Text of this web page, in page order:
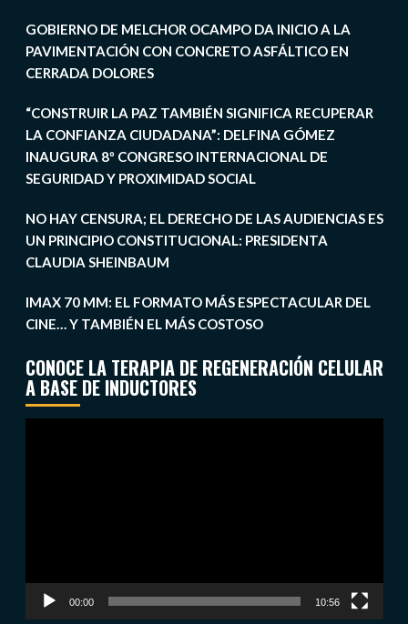
GOBIERNO DE MELCHOR OCAMPO DA INICIO A LA
PAVIMENTACIÓN CON CONCRETO ASFÁLTICO EN
CERRADA DOLORES
“CONSTRUIR LA PAZ TAMBIÉN SIGNIFICA RECUPERAR
LA CONFIANZA CIUDADANA”: DELFINA GÓMEZ
INAUGURA 8º CONGRESO INTERNACIONAL DE
SEGURIDAD Y PROXIMIDAD SOCIAL
NO HAY CENSURA; EL DERECHO DE LAS AUDIENCIAS ES
UN PRINCIPIO CONSTITUCIONAL: PRESIDENTA
CLAUDIA SHEINBAUM
IMAX 70 MM: EL FORMATO MÁS ESPECTACULAR DEL
CINE… Y TAMBIÉN EL MÁS COSTOSO
CONOCE LA TERAPIA DE REGENERACIÓN CELULAR
A BASE DE INDUCTORES
00:00 10:56